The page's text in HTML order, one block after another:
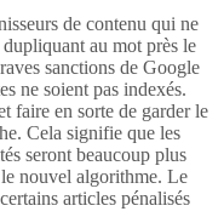
de contenu qui ne
au mot près le
sanctions de Google
ne soient pas indexés.
faire en sorte de garder le
Cela signifie que les
seront beaucoup plus
nouvel algorithme. Le
articles pénalisés